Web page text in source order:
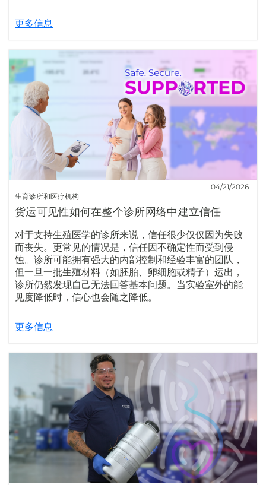
更多信息
生育诊所和医疗机构
04/21/2026
货运可见性如何在整个诊所网络中建立信任
对于支持生殖医学的诊所来说，信任很少仅仅因为失败
而丧失。更常见的情况是，信任因不确定性而受到侵
蚀。诊所可能拥有强大的内部控制和经验丰富的团队，
但一旦一批生殖材料（如胚胎、卵细胞或精子）运出，
诊所仍然发现自己无法回答基本问题。当实验室外的能
见度降低时，信心也会随之降低。
更多信息